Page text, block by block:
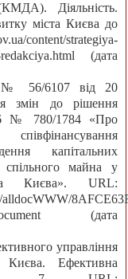
Діяльність.
міста Києва до
content/strategiya-
redakciya.html (дата
№ 56/6107 від 20
змін до рішення
№ 780/1784 «Про
капітальних
спільного майна у
Києва». URL:
alldocWWW/
(дата
управління
Києва. Ефективна